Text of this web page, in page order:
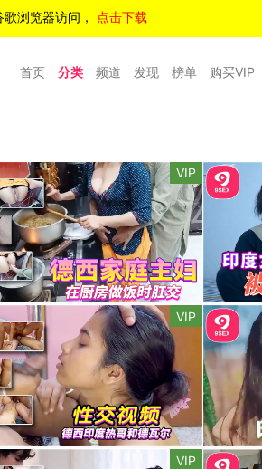
浏览器访问， 点击下载
首页 分类 频道 发现 榜单 购买VIP
VIP
VIP
VIP